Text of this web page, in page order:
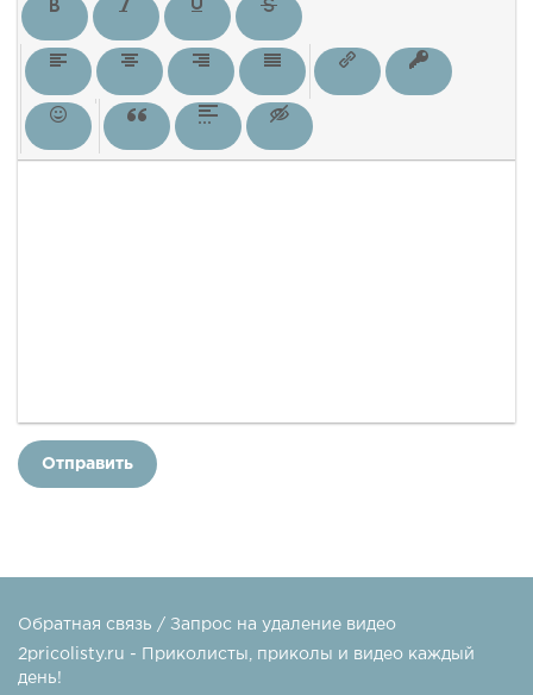
Отправить
Обратная связь / Запрос на удаление видео
2pricolisty.ru - Приколисты, приколы и видео каждый
день!